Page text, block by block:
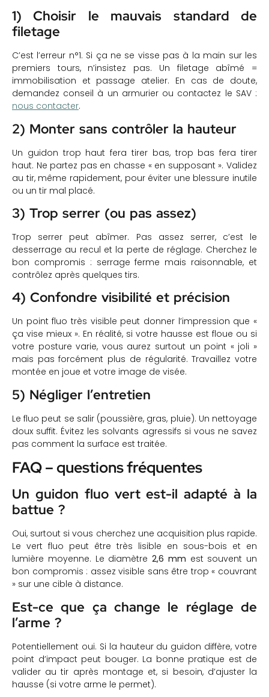
1) Choisir le mauvais standard de
filetage
C’est l’erreur n°1. Si ça ne se visse pas à la main sur les
premiers tours, n’insistez pas. Un filetage abîmé =
immobilisation et passage atelier. En cas de doute,
demandez conseil à un armurier ou contactez le SAV :
nous contacter.
2) Monter sans contrôler la hauteur
Un guidon trop haut fera tirer bas, trop bas fera tirer
haut. Ne partez pas en chasse « en supposant ». Validez
au tir, même rapidement, pour éviter une blessure inutile
ou un tir mal placé.
3) Trop serrer (ou pas assez)
Trop serrer peut abîmer. Pas assez serrer, c’est le
desserrage au recul et la perte de réglage. Cherchez le
bon compromis : serrage ferme mais raisonnable, et
contrôlez après quelques tirs.
4) Confondre visibilité et précision
Un point fluo très visible peut donner l’impression que «
ça vise mieux ». En réalité, si votre hausse est floue ou si
votre posture varie, vous aurez surtout un point « joli »
mais pas forcément plus de régularité. Travaillez votre
montée en joue et votre image de visée.
5) Négliger l’entretien
Le fluo peut se salir (poussière, gras, pluie). Un nettoyage
doux suffit. Évitez les solvants agressifs si vous ne savez
pas comment la surface est traitée.
FAQ – questions fréquentes
Un guidon fluo vert est-il adapté à la
battue ?
Oui, surtout si vous cherchez une acquisition plus rapide.
Le vert fluo peut être très lisible en sous-bois et en
lumière moyenne. Le diamètre 2,6 mm est souvent un
bon compromis : assez visible sans être trop « couvrant
» sur une cible à distance.
Est-ce que ça change le réglage de
l’arme ?
Potentiellement oui. Si la hauteur du guidon diffère, votre
point d’impact peut bouger. La bonne pratique est de
valider au tir après montage et, si besoin, d’ajuster la
hausse (si votre arme le permet).